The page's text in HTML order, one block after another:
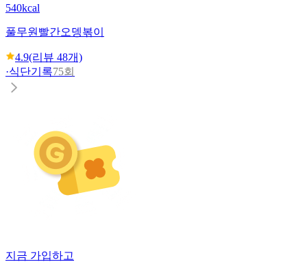
540kcal
풀무원 빨간오뎅볶이
4.9(리뷰 48개)
·식단기록75회
지금 가입하고